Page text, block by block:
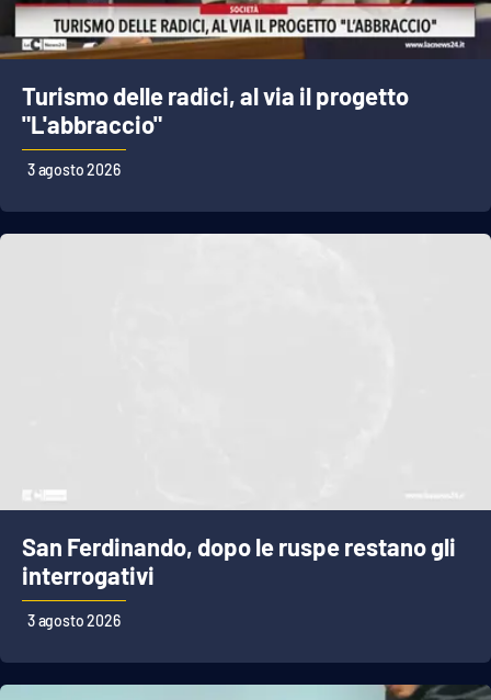
Turismo delle radici, al via il progetto
"L'abbraccio"
3 agosto 2026
San Ferdinando, dopo le ruspe restano gli
interrogativi
3 agosto 2026